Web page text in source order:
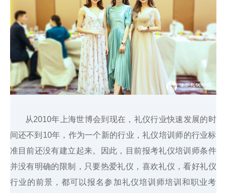
从2010年上海世博会到现在，礼仪行业快速发展的时
间还不到10年，作为一个新的行业，礼仪培训师的行业标
准目前还没有建立起来。因此，目前报考礼仪培训师条件
并没有明确的限制，只要热爱礼仪，喜欢礼仪，看好礼仪
行业的前景，都可以报名参加礼仪培训师培训和职业考